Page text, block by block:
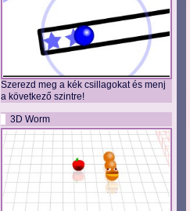
Szerezd meg a kék csillagokat és menj
a következő szintre!
3D Worm